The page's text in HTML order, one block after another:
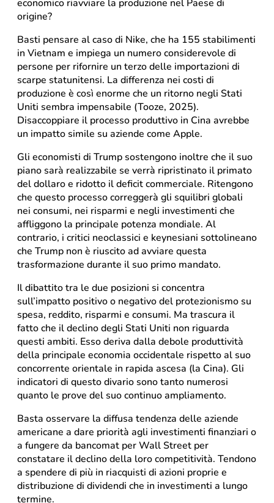
economico riavviare la produzione nel Paese di
origine?
Basti pensare al caso di Nike, che ha 155 stabilimenti
in Vietnam e impiega un numero considerevole di
persone per rifornire un terzo delle importazioni di
scarpe statunitensi. La differenza nei costi di
produzione è così enorme che un ritorno negli Stati
Uniti sembra impensabile (Tooze, 2025).
Disaccoppiare il processo produttivo in Cina avrebbe
un impatto simile su aziende come Apple.
Gli economisti di Trump sostengono inoltre che il suo
piano sarà realizzabile se verrà ripristinato il primato
del dollaro e ridotto il deficit commerciale. Ritengono
che questo processo correggerà gli squilibri globali
nei consumi, nei risparmi e negli investimenti che
affliggono la principale potenza mondiale. Al
contrario, i critici neoclassici e keynesiani sottolineano
che Trump non è riuscito ad avviare questa
trasformazione durante il suo primo mandato.
Il dibattito tra le due posizioni si concentra
sull’impatto positivo o negativo del protezionismo su
spesa, reddito, risparmi e consumi. Ma trascura il
fatto che il declino degli Stati Uniti non riguarda
questi ambiti. Esso deriva dalla debole produttività
della principale economia occidentale rispetto al suo
concorrente orientale in rapida ascesa (la Cina). Gli
indicatori di questo divario sono tanto numerosi
quanto le prove del suo continuo ampliamento.
Basta osservare la diffusa tendenza delle aziende
americane a dare priorità agli investimenti finanziari o
a fungere da bancomat per Wall Street per
constatare il declino della loro competitività. Tendono
a spendere di più in riacquisti di azioni proprie e
distribuzione di dividendi che in investimenti a lungo
termine.